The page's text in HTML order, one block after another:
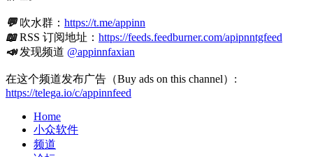
💬吹水群： https://t.me/appinn
📖RSS 订阅地址： https://feeds.feedburner.com/apipnntgfeed
📣发现频道 @appinnfaxian
在这个频道发布广告（Buy ads on this channel）:
https://telega.io/c/appinnfeed
Home
小众软件
频道